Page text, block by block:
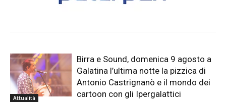
Attualità
Birra e Sound, domenica 9 agosto a
Galatina l’ultima notte la pizzica di
Antonio Castrignanò e il mondo dei
cartoon con gli Ipergalattici